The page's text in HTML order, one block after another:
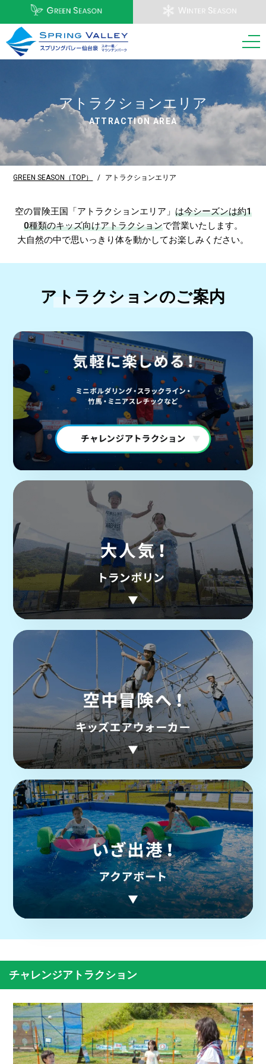
アトラクションエリア
ATTRACTION AREA
GREEN SEASON（TOP） / アトラクションエリア
空の冒険王国「アトラクションエリア」 は今シーズンは約1
0種類のキッズ向けアトラクションで営業いたします。
大自然の中で思いっきり体を動かしてお楽しみください。
アトラクションのご案内
チャレンジアトラクション